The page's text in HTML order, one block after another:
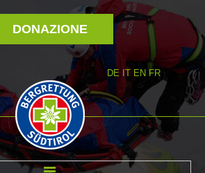
DONAZIONE
DE IT EN FR